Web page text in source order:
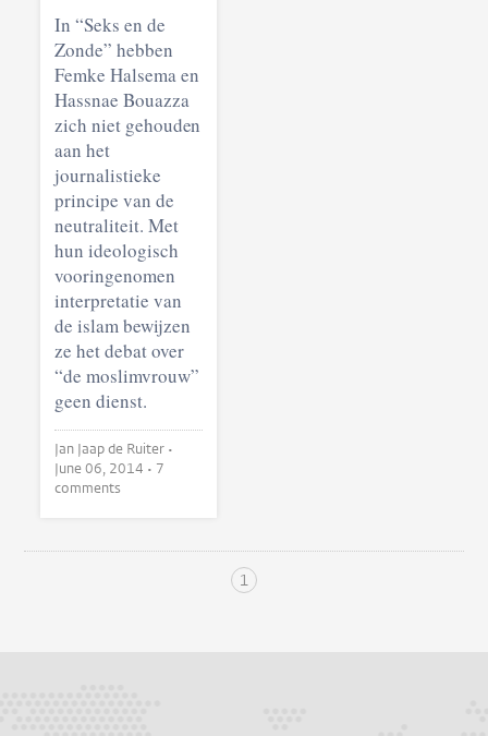
In “Seks en de
Zonde” hebben
Femke Halsema en
Hassnae Bouazza
zich niet gehouden
aan het
journalistieke
principe van de
neutraliteit. Met
hun ideologisch
vooringenomen
interpretatie van
de islam bewijzen
ze het debat over
“de moslimvrouw”
geen dienst.
Jan Jaap de Ruiter •
June 06, 2014 • 7
comments
1